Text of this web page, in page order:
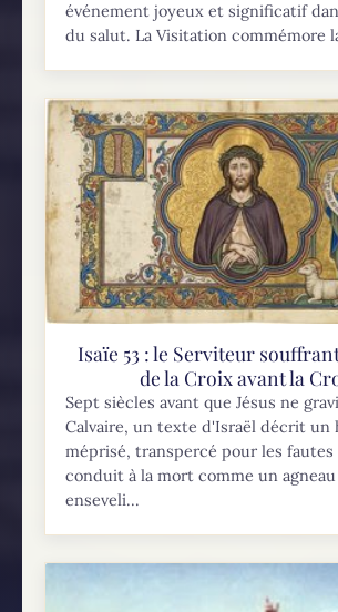
événement joyeux et significatif
du salut. La Visitation commémore
Isaïe 53 : le Serviteur
de la Croix avant la
Sept siècles avant que Jésus ne
Calvaire, un texte d'Israël décrit un
méprisé, transpercé pour les
conduit à la mort comme un
enseveli...